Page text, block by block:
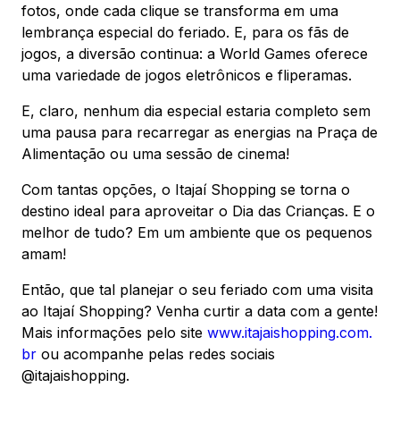
fotos, onde cada clique se transforma em uma
lembrança especial do feriado. E, para os fãs de
jogos, a diversão continua: a World Games oferece
uma variedade de jogos eletrônicos e fliperamas.
E, claro, nenhum dia especial estaria completo sem
uma pausa para recarregar as energias na Praça de
Alimentação ou uma sessão de cinema!
Com tantas opções, o Itajaí Shopping se torna o
destino ideal para aproveitar o Dia das Crianças. E o
melhor de tudo? Em um ambiente que os pequenos
amam!
Então, que tal planejar o seu feriado com uma visita
ao Itajaí Shopping? Venha curtir a data com a gente!
Mais informações pelo site www.itajaishopping.com.
br ou acompanhe pelas redes sociais
@itajaishopping.